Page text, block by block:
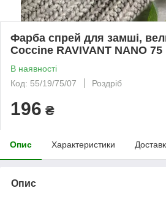
Фарба спрей для замші,
Coccine RAVIVANT NANO
В наявності
Код: 55/19/75/07
Роздріб
196 ₴
Опис Характеристики
Опис